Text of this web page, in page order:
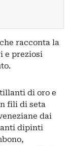
racconta la
e preziosi
di oro e
fili di seta
dai
dipinti